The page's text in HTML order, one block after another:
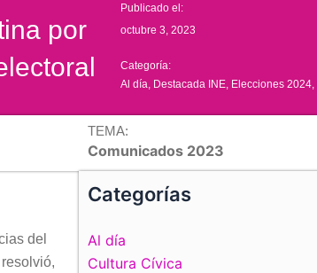
por
Publicado el:
octubre 3, 2023
Categoría:
Al día Destacada INE Elecciones 2024
TEMA:
Comunicados 2023
del
Categorías
Al día
Cultura Cívica